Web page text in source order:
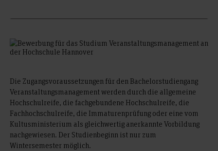
Die Zugangsvoraussetzungen für den Bachelorstudiengang
Veranstaltungsmanagement werden durch die allgemeine
Hochschulreife, die fachgebundene Hochschulreife, die
Fachhochschulreife, die Immaturenprüfung oder eine vom
Kultusministerium als gleichwertig anerkannte Vorbildung
nachgewiesen. Der Studienbeginn ist nur zum
Wintersemester möglich.